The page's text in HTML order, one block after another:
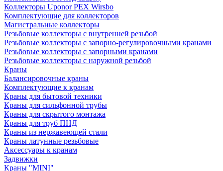
Коллекторы Uponor PEX Wirsbo
Комплектующие для коллекторов
Магистральные коллекторы
Резьбовые коллекторы с внутренней резьбой
Резьбовые коллекторы с запорно-регулировочными кранами
Резьбовые коллекторы с запорными кранами
Резьбовые коллекторы с наружной резьбой
Краны
Балансировочные краны
Комплектующие к кранам
Краны для бытовой техники
Краны для сильфонной трубы
Краны для скрытого монтажа
Краны для труб ПНД
Краны из нержавеющей стали
Краны латунные резьбовые
Аксессуары к кранам
Задвижки
Краны "MINI"